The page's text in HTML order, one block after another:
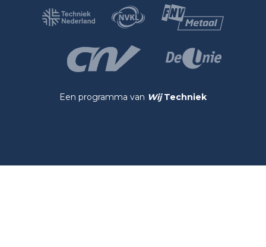
Een programma van Wij Techniek